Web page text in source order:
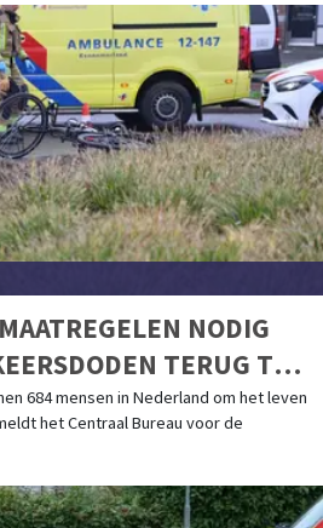
NODIG
TERUG TE
684 mensen in Nederland om het leven
het Centraal Bureau voor de